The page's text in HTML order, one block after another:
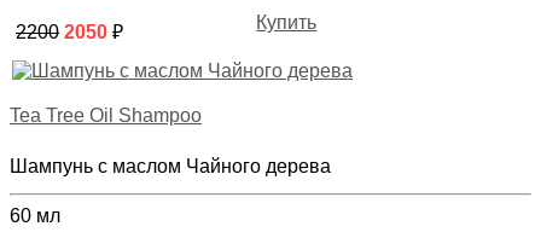
2200 2050 ₽ Купить
Tea Tree Oil Shampoo
Шампунь с маслом Чайного дерева
60 мл